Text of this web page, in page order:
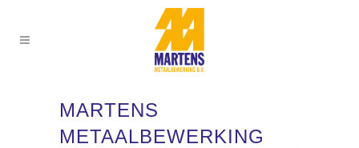
MARTENS
METAALBEWERKING